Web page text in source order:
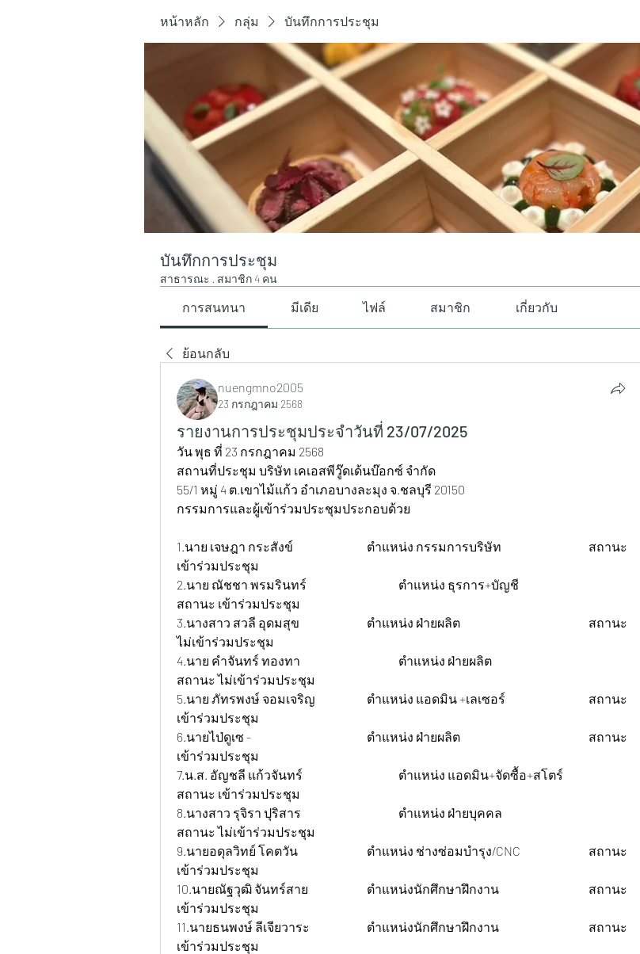
หน้าหลัก กลุ่ม บันทึกการประชุม
บันทึกการประชุม
สาธารณะ · สมาชิก 4 คน
การสนทนา มีเดีย ไฟล์ สมาชิก เกี่ยวกับ
ย้อนกลับ
nuengmno2005
23 กรกฎาคม 2568
รายงานการประชุมประจำวันที่ 23/07/2025
วัน พุธ ที่ 23 กรกฎาคม 2568
สถานที่ประชุม บริษัท เคเอสพีวู๊ดเด้นบ๊อกซ์ จำกัด
55/1 หมู่ 4 ต.เขาไม้แก้ว อำเภอบางละมุง จ.ชลบุรี 20150
กรรมการและผู้เข้าร่วมประชุมประกอบด้วย
1.นาย เจษฎา กระสังข์ 			ตำแหน่ง กรรมการบริษัท 			สถานะ
เข้าร่วมประชุม
2.นาย ณัชชา พรมรินทร์ 			ตำแหน่ง ธุรการ+บัญชี
สถานะ เข้าร่วมประชุม
3.นางสาว สวลี อุดมสุข 			ตำแหน่ง ฝ่ายผลิต 				สถานะ
ไม่เข้าร่วมประชุม
4.นาย คำจันทร์ ทองทา 			ตำแหน่ง ฝ่ายผลิต
สถานะ ไม่เข้าร่วมประชุม
5.นาย ภัทรพงษ์ จอมเจริญ 		ตำแหน่ง แอดมิน +เลเซอร์ 			สถานะ
เข้าร่วมประชุม
6.นายไป่ดูเซ - 				ตำแหน่ง ฝ่ายผลิต 				สถานะ
เข้าร่วมประชุม
7.น.ส. อัญชลี แก้วจันทร์ 			ตำแหน่ง แอดมิน+จัดซื้อ+สโตร์
สถานะ เข้าร่วมประชุม
8.นางสาว รุจิรา ปุริสาร 			ตำแหน่ง ฝ่ายบุคคล
สถานะ ไม่เข้าร่วมประชุม
9.นายอดุลวิทย์ โคตวัน 			ตำแหน่ง ช่างซ่อมบำรุง/CNC 			สถานะ
เข้าร่วมประชุม
10.นายณัฐวุฒิ จันทร์สาย 		ตำแหน่งนักศึกษาฝึกงาน 			สถานะ
เข้าร่วมประชุม
11.นายธนพงษ์ ลีเจียวาระ 		ตำแหน่งนักศึกษาฝึกงาน 			สถานะ
เข้าร่วมประชุม